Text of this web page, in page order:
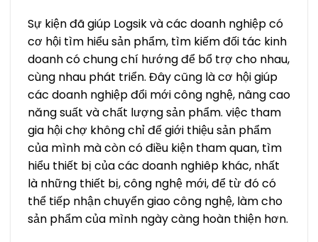
Sự kiện đã giúp Logsik và các doanh nghiệp có
cơ hội tìm hiểu sản phẩm, tìm kiếm đối tác kinh
doanh có chung chí hướng để bổ trợ cho nhau,
cùng nhau phát triển. Đây cũng là cơ hội giúp
các doanh nghiệp đổi mới công nghệ, nâng cao
năng suất và chất lượng sản phẩm. việc tham
gia hội chợ không chỉ để giới thiệu sản phẩm
của mình mà còn có điều kiện tham quan, tìm
hiểu thiết bị của các doanh nghiêp khác, nhất
là những thiết bị, công nghệ mới, để từ đó có
thể tiếp nhận chuyển giao công nghệ, làm cho
sản phẩm của mình ngày càng hoàn thiện hơn.